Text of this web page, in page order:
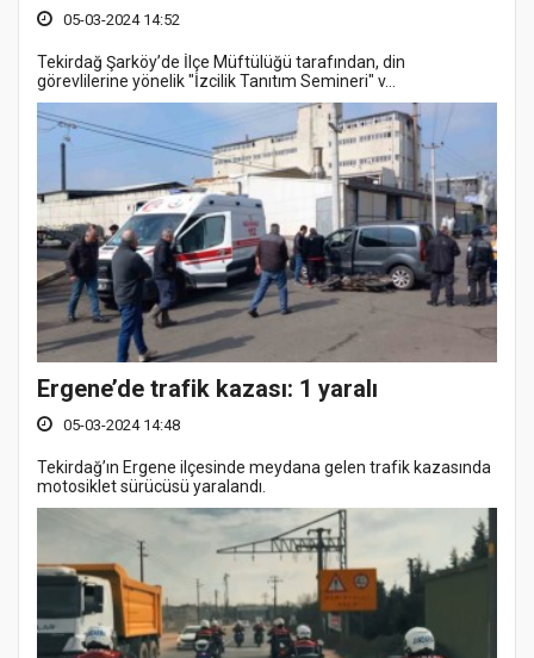
05-03-2024 14:52
Tekirdağ Şarköy’de İlçe Müftülüğü tarafından, din
görevlilerine yönelik "İzcilik Tanıtım Semineri" v...
Ergene’de trafik kazası: 1 yaralı
05-03-2024 14:48
Tekirdağ’ın Ergene ilçesinde meydana gelen trafik kazasında
motosiklet sürücüsü yaralandı.